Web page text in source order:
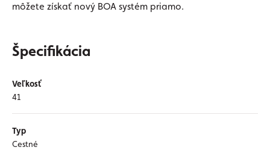
môžete získať nový BOA systém priamo.
Špecifikácia
Veľkosť
41
Typ
Cestné